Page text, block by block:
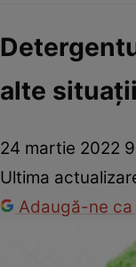
alte
24 martie 2022
Ultima
Adaugă-ne